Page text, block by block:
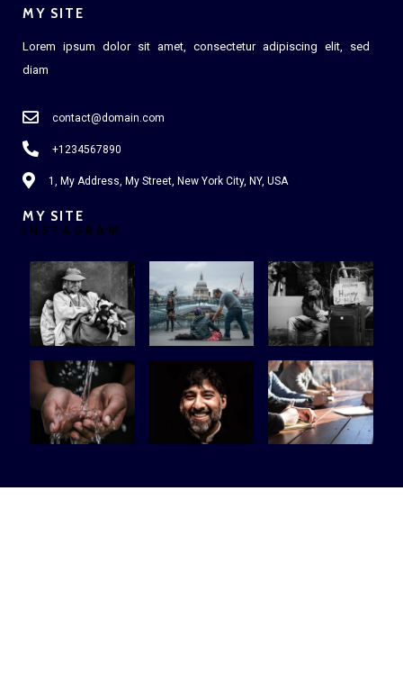
MY SITE
Lorem ipsum dolor sit amet, consectetur adipiscing elit, sed
diam
contact@domain.com
+1234567890
1, My Address, My Street, New York City, NY, USA
MY SITE
INSTAGRAM